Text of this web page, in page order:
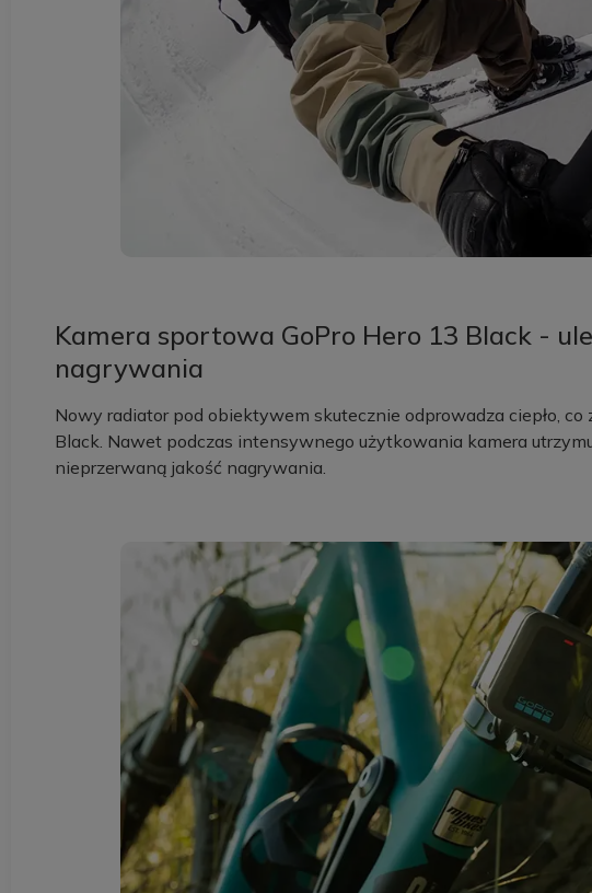
Kamera sportowa GoPro Hero 13 Black -
nagrywania
Nowy radiator pod obiektywem skutecznie odprowadza ciepło, co
Black. Nawet podczas intensywnego użytkowania kamera
nieprzerwaną jakość nagrywania.